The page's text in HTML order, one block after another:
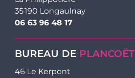
35 190 Longaulnay
06 63 96 48 17
BUREAU DE PLANCOËT
46 Le Kerpont